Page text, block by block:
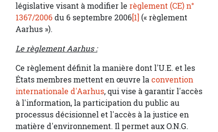
législative visant à modifier le règlement (CE) n°
1367/2006du 6 septembre 2006[1] (« règlement
Aarhus »).
Le règlement Aarhus :
Ce règlement définit la manière dont l'U.E. et les
États membres mettent en œuvre laconvention
internationale d'Aarhus, qui vise à garantir l'accès
à l'information, la participation du public au
processus décisionnel et l'accès à la justice en
matière d'environnement. Il permet aux O.N.G.